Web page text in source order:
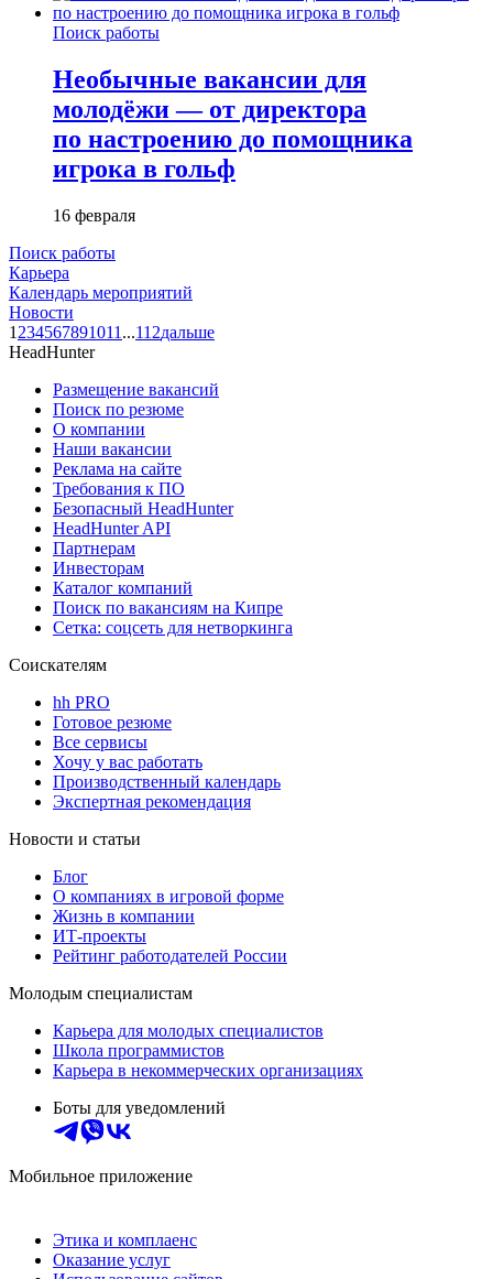
Поиск работы
Необычные вакансии для
молодёжи — от директора
по настроению до помощника
игрока в гольф
16 февраля
Поиск работы
Карьера
Календарь мероприятий
Новости
1 234567891011 ...112дальше
HeadHunter
Размещение вакансий
Поиск по резюме
О компании
Наши вакансии
Реклама на сайте
Требования к ПО
Безопасный HeadHunter
HeadHunter API
Партнерам
Инвесторам
Каталог компаний
Поиск по вакансиям на Кипре
Сетка: соцсеть для нетворкинга
Соискателям
hh PRO
Готовое резюме
Все сервисы
Хочу у вас работать
Производственный календарь
Экспертная рекомендация
Новости и статьи
Блог
О компаниях в игровой форме
Жизнь в компании
ИТ-проекты
Рейтинг работодателей России
Молодым специалистам
Карьера для молодых специалистов
Школа программистов
Карьера в некоммерческих организациях
Боты для уведомлений
Мобильное приложение
Этика и комплаенс
Оказание услуг